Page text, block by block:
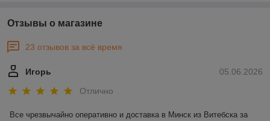
Отзывы о магазине
23 отзывов за всё время
05.06.2026
Игорь
Отлично
Все чрезвычайно оперативно и доставка в Минск из Витебска за